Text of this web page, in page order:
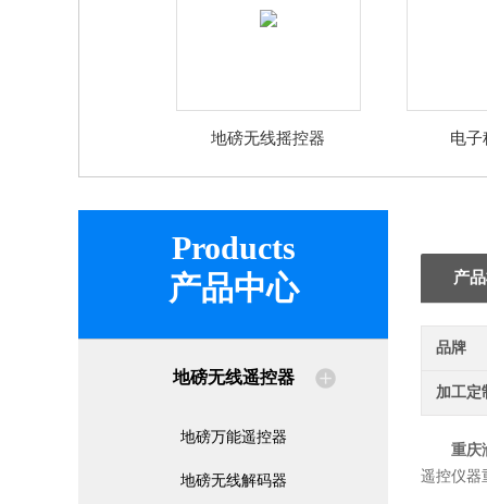
地磅无线摇控器 电子
Products
产品中心
地磅无线遥控器
地磅万能遥控器
地磅无线解码器
产
品牌
加工定
重庆
遥控仪器